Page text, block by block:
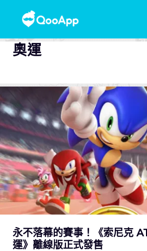
奧運
永不落幕的賽事！《索尼克
運》離線版正式發售